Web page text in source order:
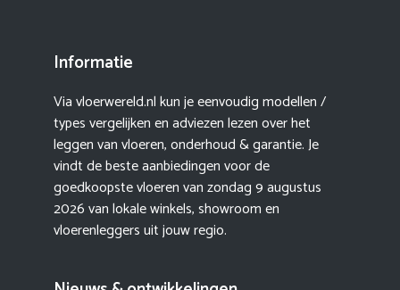
Informatie
Via vloerwereld.nl kun je eenvoudig modellen /
types vergelijken en adviezen lezen over het
leggen van vloeren, onderhoud & garantie. Je
vindt de beste aanbiedingen voor de
goedkoopste vloeren van zondag 9 augustus
2026 van lokale winkels, showroom en
vloerenleggers uit jouw regio.